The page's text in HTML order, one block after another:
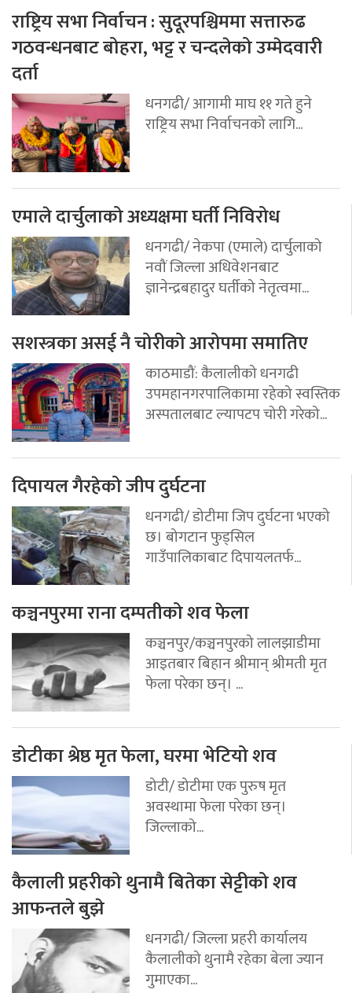
राष्ट्रिय सभा निर्वाचन : सुदूरपश्चिममा सत्तारुढ
गठवन्धनबाट बोहरा, भट्ट र चन्दलेको उम्मेदवारी
दर्ता
धनगढी/ आगामी माघ ११ गते हुने
राष्ट्रिय सभा निर्वाचनको लागि...
एमाले दार्चुलाको अध्यक्षमा घर्ती निविरोध
धनगढी/ नेकपा (एमाले) दार्चुलाको
नवौं जिल्ला अधिवेशनबाट
ज्ञानेन्द्रबहादुर घर्तीको नेतृत्वमा...
सशस्त्रका असई नै चोरीको आरोपमा समातिए
काठमाडौं: कैलालीको धनगढी
उपमहानगरपालिकामा रहेको स्वस्तिक
अस्पतालबाट ल्यापटप चोरी गरेको...
दिपायल गैरहेको जीप दुर्घटना
धनगढी/ डोटीमा जिप दुर्घटना भएको
छ। बोगटान फुड्सिल
गाउँपालिकाबाट दिपायलतर्फ...
कञ्चनपुरमा राना दम्पतीको शव फेला
कञ्चनपुर/कञ्चनपुरको लालझाडीमा
आइतबार बिहान श्रीमान् श्रीमती मृत
फेला परेका छन्। ...
डोटीका श्रेष्ठ मृत फेला, घरमा भेटियो शव
डोटी/ डोटीमा एक पुरुष मृत
अवस्थामा फेला परेका छन्।
जिल्लाको...
कैलाली प्रहरीको थुनामै बितेका सेट्टीको शव
आफन्तले बुझे
धनगढी/ जिल्ला प्रहरी कार्यालय
कैलालीको थुनामै रहेका बेला ज्यान
गुमाएका...